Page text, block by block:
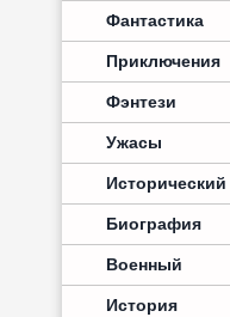
Фантастика
Приключения
Фэнтези
Ужасы
Исторический
Биография
Военный
История